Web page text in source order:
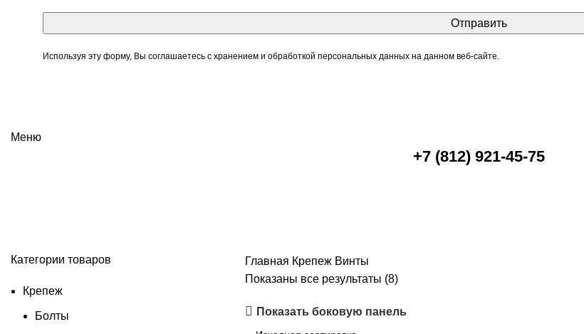
Используя эту форму, Вы соглашаетесь с хранением и обработкой персональных данных на данном веб-сайте.
Меню
+7 (812) 921-45-75
Категории товаров
Крепеж
Болты
Главная Крепеж Винты
Показаны все результаты (8)
Показать боковую панель